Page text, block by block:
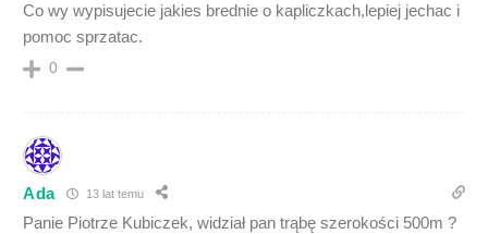
Co wy wypisujecie jakies brednie o kapliczkach,lepiej jechac i
pomoc sprzatac.
0
Ada 13 lat temu
Panie Piotrze Kubiczek, widział pan trąbę szerokości 500m ?